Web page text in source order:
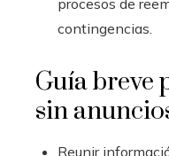
procesos de
contingencias.
Guía breve
sin
Reunir